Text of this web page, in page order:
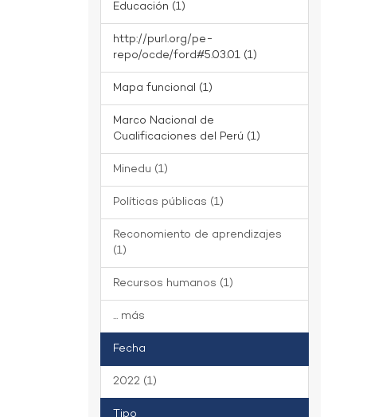
Educación (1)
http://purl.org/pe-
repo/ocde/ford#5.03.01 (1)
Mapa funcional (1)
Marco Nacional de
Cualificaciones del Perú (1)
Minedu (1)
Políticas públicas (1)
Reconomiento de aprendizajes
(1)
Recursos humanos (1)
... más
Fecha
2022 (1)